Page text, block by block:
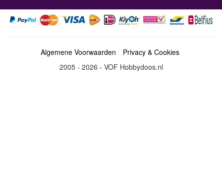
Algemene Voorwaarden
Privacy & Cookies
2005 - 2026 - VOF Hobbydoos.nl